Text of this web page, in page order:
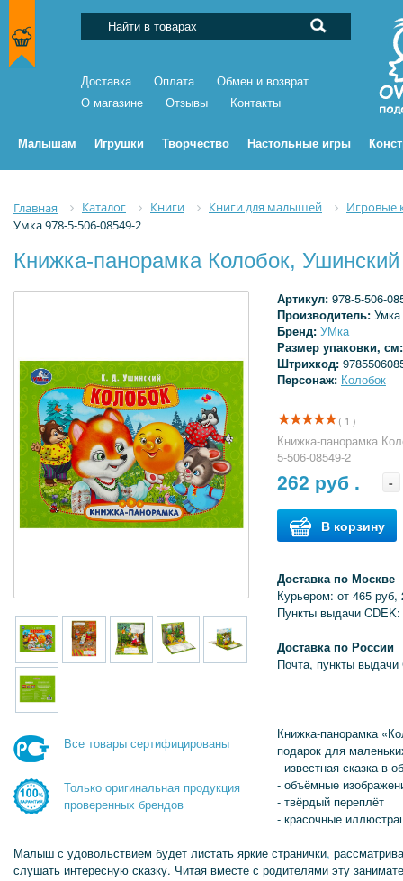
Доставка Оплата
Обмен и возврат
О магазине
Отзывы Контакты
Малышам Игрушки Творчество Настольные игры
Главная Каталог Книги Книги для малышей
Игровые
Умка 978-5-506-08549-2
Книжка-панорамка Колобок,
Все товары сертифицированы
Только оригинальная продукция
проверенных брендов
Артикул: 978-5-506-
Производитель: Умка
Бренд: УМка
Размер упаковки,
Штрихкод:
Персонаж: Колобок
( 1 )
Книжка-панорамка
5-506-08549-2
262 руб . -
В корзину
Доставка по Москве
Курьером: от 465 руб,
Пункты выдачи
Доставка по России
Почта, пункты выдачи
Книжка-панорамка
подарок для
- известная сказка в
- объёмные
- твёрдый переплёт
- красочные
Малыш с удовольствием будет листать яркие странички,
слушать интересную сказку. Читая вместе с родителями эту